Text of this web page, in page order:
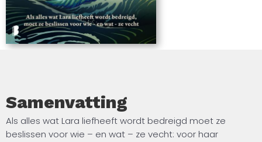
‘Alles wat ik zoek in een fantasyboek.’ Sarah J. Maas
over Dark Shores ‘Een episch verhaal boordevol actie
over liefde, wraak en verraad.’ Jennifer Estep, New
York Times -bestsellerauteur van Kill the Queen
Samenvatting
Als alles wat Lara liefheeft wordt bedreigd moet ze
beslissen voor wie – en wat – ze vecht: voor haar